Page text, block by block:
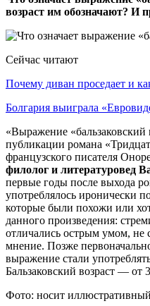
возраст им обозначают? И
Сейчас читают
Почему диван проседает и
Болгария выиграла
«Выражение «бальзаковский
публикации романа
французского писателя
филолог и
первые годы после выхода
употреблялось иронически
которые были похожи или
данного произведения:
отличались острым умом, не
мнение. Позже
выражение стали
Бальзаковский возраст — от
Фото: носит